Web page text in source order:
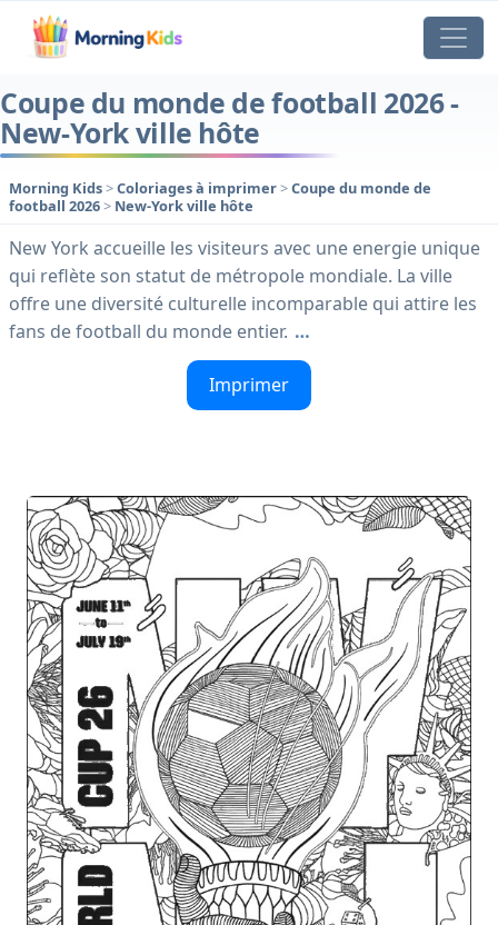
Coupe du monde de football 2026 -
New-York ville hôte
Morning Kids>Coloriages à imprimer>Coupe du monde de
football 2026> New-York ville hôte
New York accueille les visiteurs avec une energie unique
qui reflète son statut de métropole mondiale. La ville
offre une diversité culturelle incomparable qui attire les
fans de football du monde entier. …
Imprimer